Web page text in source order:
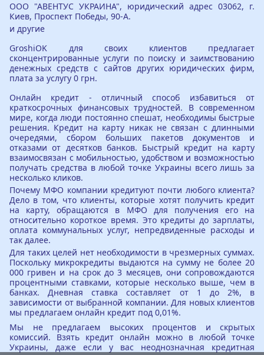
ООО "АВЕНТУС УКРАИНА", юридический адрес 03062, г.
Киев, Проспект Победы, 90-А.
и другие
GroshiOK для своих клиентов предлагает
сконцентрированные услуги по поиску и заимствованию
денежных средств с сайтов других юридических фирм,
плата за услугу 0 грн.
Онлайн кредит - отличный способ избавиться от
краткосрочных финансовых трудностей. В современном
мире, когда люди постоянно спешат, необходимы быстрые
решения. Кредит на карту никак не связан с длинными
очередями, сбором больших пакетов документов и
отказами от десятков банков. Быстрый кредит на карту
взаимосвязан с мобильностью, удобством и возможностью
получать средства в любой точке Украины всего лишь за
несколько кликов.
Почему МФО компании кредитуют почти любого клиента?
Дело в том, что клиенты, которые хотят получить кредит
на карту, обращаются в МФО для получения его на
относительно короткое время. Это кредиты до зарплаты,
оплата коммунальных услуг, непредвиденные расходы и
так далее.
Для таких целей нет необходимости в чрезмерных суммах.
Поскольку микрокредиты выдаются на сумму не более 20
000 гривен и на срок до 3 месяцев, они сопровождаются
процентными ставками, которые несколько выше, чем в
банках. Дневная ставка составляет от 1 до 2%, в
зависимости от выбранной компании. Для новых клиентов
мы предлагаем онлайн кредит под 0,01%.
Мы не предлагаем высоких процентов и скрытых
комиссий. Взять кредит онлайн можно в любой точке
Украины, даже если у вас неоднозначная кредитная